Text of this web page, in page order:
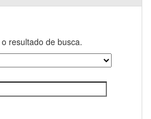
resultado de busca.